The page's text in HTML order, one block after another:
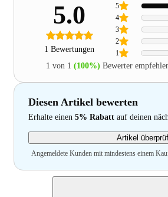
5.0
1 Bewertungen 1
2
3
4
5
1 von 1 (100%) Bewerter
Diesen Artikel bewerten
Erhalte einen 5% Rabatt auf deinen
Artikel
Angemeldete Kunden mit mindestens einem